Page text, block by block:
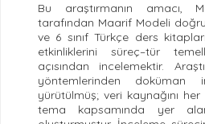
Bu araştırmanın amacı,
tarafından Maarif Modeli
ve 6 sınıf Türkçe ders
etkinliklerini süreç–tür
açısından incelemektir.
yöntemlerinden doküman
yürütülmüş; veri kaynağını her
tema kapsamında yer